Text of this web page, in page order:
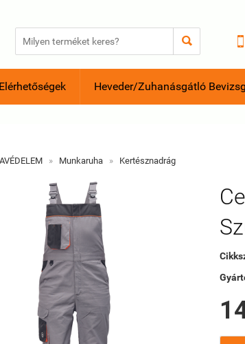
 
Elérhetőségek Heveder/Zuhanásgátló
» Munkaruha » Kertésznadrág